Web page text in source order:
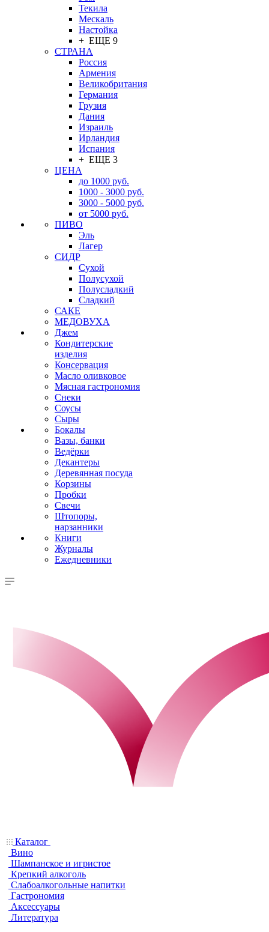
Текила
Мескаль
Настойка
+ ЕЩЕ 9
СТРАНА
Россия
Армения
Великобритания
Германия
Грузия
Дания
Израиль
Ирландия
Испания
+ ЕЩЕ 3
ЦЕНА
до 1000 руб.
1000 - 3000 руб.
3000 - 5000 руб.
от 5000 руб.
ПИВО
Эль
Лагер
СИДР
Сухой
Полусухой
Полусладкий
Сладкий
САКЕ
МЕДОВУХА
Джем
Кондитерские
изделия
Консервация
Масло оливковое
Мясная гастрономия
Снеки
Соусы
Сыры
Бокалы
Вазы, банки
Ведёрки
Декантеры
Деревянная посуда
Корзины
Пробки
Свечи
Штопоры,
нарзанники
Книги
Журналы
Ежедневники
Каталог
Вино
Шампанское и игристое
Крепкий алкоголь
Слабоалкогольные напитки
Гастрономия
Аксессуары
Литература